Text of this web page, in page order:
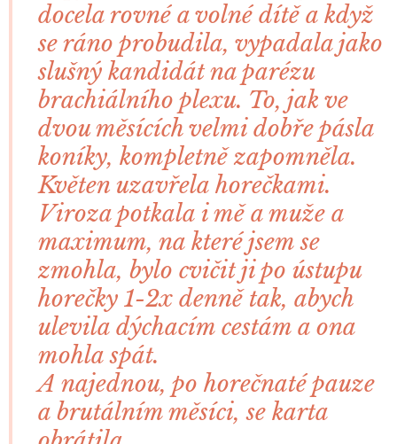
docela rovné a volné dítě a když
se ráno probudila, vypadala jako
slušný kandidát na parézu
brachiálního plexu. To, jak ve
dvou měsících velmi dobře pásla
koníky, kompletně zapomněla.
Květen uzavřela horečkami.
Viroza potkala i mě a muže a
maximum, na které jsem se
zmohla, bylo cvičit ji po ústupu
horečky 1-2x denně tak, abych
ulevila dýchacím cestám a ona
mohla spát.
A najednou, po horečnaté pauze
a brutálním měsíci, se karta